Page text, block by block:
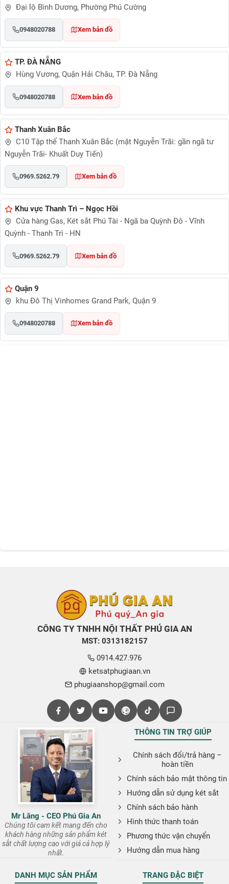
Đại lộ Bình Dương, Phường Phú Cường
0948020788 Xem bản đồ
TP. ĐÀ NẴNG
Hùng Vương, Quận Hải Châu, TP. Đà Nẵng
0948020788 Xem bản đồ
Thanh Xuân Bắc
C10 Tập thể Thanh Xuân Bắc (mặt Nguyễn Trãi: gần ngã tư
Nguyễn Trãi- Khuất Duy Tiến)
0969.5262.79 Xem bản đồ
Khu vực Thanh Trì – Ngọc Hồi
Cửa hàng Gas, Két sắt Phú Tài - Ngã ba Quỳnh Đô - Vĩnh
Quỳnh - Thanh Trì - HN
0969.5262.79 Xem bản đồ
Quận 9
khu Đô Thị Vinhomes Grand Park, Quận 9
0948020788 Xem bản đồ
CÔNG TY TNHH NỘI THẤT PHÚ GIA AN
MST: 0313182157
0914.427.976
ketsatphugiaan.vn
phugiaanshop@gmail.com
Mr Lăng - CEO Phú Gia An
Chúng tôi cam kết mang đến cho
khách hàng những sản phẩm két
sắt chất lượng cao với giá cả hợp lý
nhất.
THÔNG TIN TRỢ GIÚP
Chính sách đổi/trả hàng –
hoàn tiền
Chính sách bảo mật thông tin
Hướng dẫn sử dụng két sắt
Chính sách bảo hành
Hình thức thanh toán
Phương thức vận chuyển
Hướng dẫn mua hàng
DANH MỤC SẢN PHẨM TRANG ĐẶC BIỆT